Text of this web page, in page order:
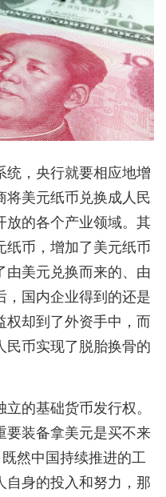
统，央行就要相应地增
将美元纸币兑换成人民
放的各个产业领域。其
纸币，增加了美元纸币
由美元兑换而来的、由
，国内企业得到的还是
权却到了外资手中，而
民币实现了脱胎换骨的
的基础货币发行权。
要装备拿美元是买不来
然中国持续推进的工
自身的投入和努力，那